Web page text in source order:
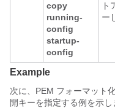
copy
running-
config
startup-
config
ト
ー
Example
次に、PEM フォーマット
開キーを指定する例を示し